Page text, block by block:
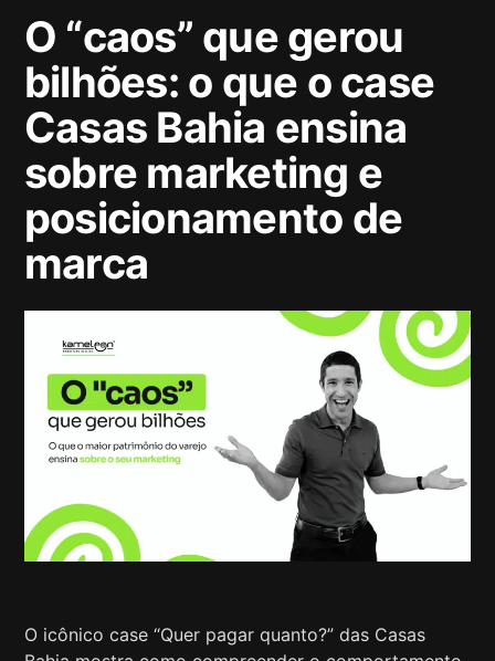
O “caos” que gerou
bilhões: o que o case
Casas Bahia ensina
sobre marketing e
posicionamento de
marca
O icônico case “Quer pagar quanto?” das Casas